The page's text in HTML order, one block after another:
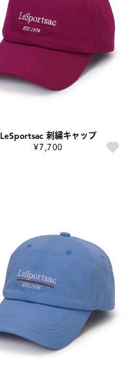
LeSportsac 刺繍キャップ
¥7,700